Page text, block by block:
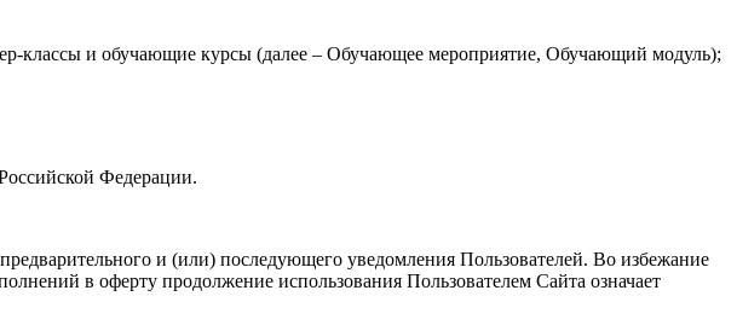
классы и обучающие курсы (далее – Обучающее мероприятие, Обучающий модуль);
Федерации.
и (или) последующего уведомления Пользователей. Во избежание
в оферту продолжение использования Пользователем Сайта означает